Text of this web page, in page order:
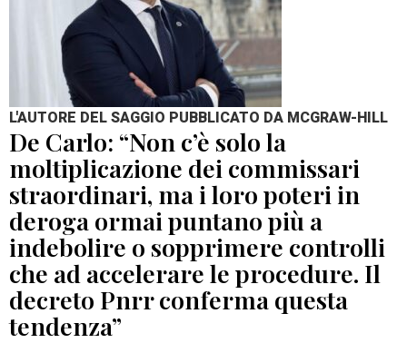
L'AUTORE DEL SAGGIO PUBBLICATO DA MCGRAW-HILL
De Carlo: “Non c’è solo la
moltiplicazione dei commissari
straordinari, ma i loro poteri in
deroga ormai puntano più a
indebolire o sopprimere controlli
che ad accelerare le procedure. Il
decreto Pnrr conferma questa
tendenza”